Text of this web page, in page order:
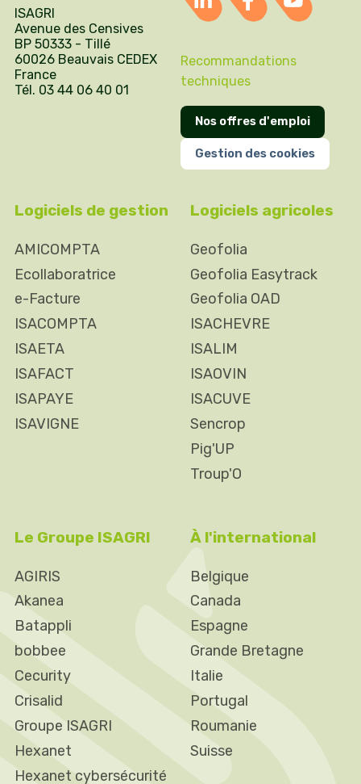
ISAGRI
Avenue des Censives
BP 50333 - Tillé
60026 Beauvais CEDEX
France
Tél. 03 44 06 40 01
Recommandations
techniques
Nos offres d'emploi
Gestion des cookies
Logiciels de gestion
AMICOMPTA
Ecollaboratrice
e-Facture
ISACOMPTA
ISAETA
ISAFACT
ISAPAYE
ISAVIGNE
Logiciels agricoles
Geofolia
Geofolia Easytrack
Geofolia OAD
ISACHEVRE
ISALIM
ISAOVIN
ISACUVE
Sencrop
Pig'UP
Troup'O
Le Groupe ISAGRI
AGIRIS
Akanea
Batappli
bobbee
Cecurity
Crisalid
Groupe ISAGRI
Hexanet
Hexanet cybersécurité
À l'international
Belgique
Canada
Espagne
Grande Bretagne
Italie
Portugal
Roumanie
Suisse